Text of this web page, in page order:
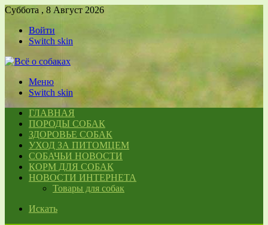
Суббота , 8 Август 2026
Войти
Switch skin
Меню
Switch skin
ГЛАВНАЯ
ПОРОДЫ СОБАК
ЗДОРОВЬЕ СОБАК
УХОД ЗА ПИТОМЦЕМ
СОБАЧЬИ НОВОСТИ
КОРМ ДЛЯ СОБАК
НОВОСТИ ИНТЕРНЕТА
Товары для собак
Искать